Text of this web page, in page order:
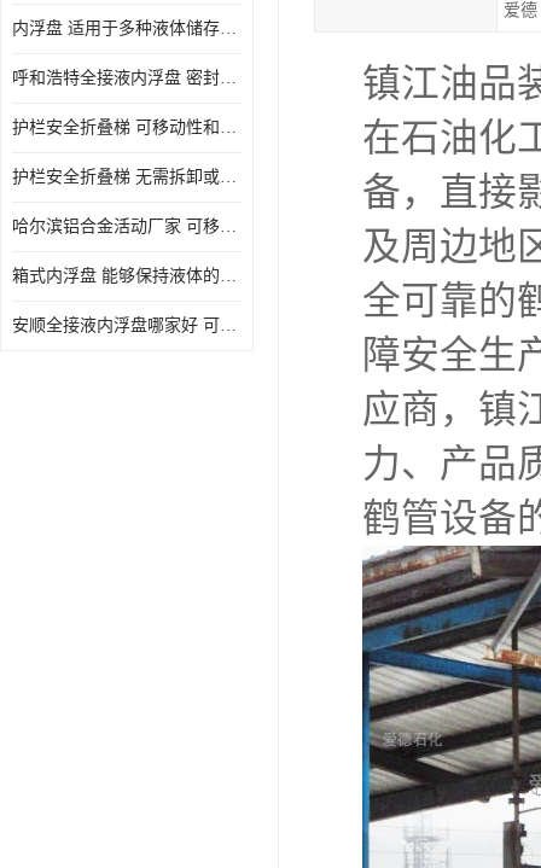
内浮盘 适用于多种液体储存和运输 能够降低运输成本和维护成本
呼和浩特全接液内浮盘 密封性能好 有效保护液体质量
护栏安全折叠梯 可移动性和安全性较高 占用空间小
护栏安全折叠梯 无需拆卸或重新安装 占用空间小
哈尔滨铝合金活动厂家 可移动性和安全性较高 占用空间小
箱式内浮盘 能够保持液体的密闭状态 适用于多种液体储存和运输
安顺全接液内浮盘哪家好 可以自动上下浮动 密封性能好
爱德
镇江油品
在石油化
备，直接
及周边地
全可靠的
障安全生
应商，镇
力、产品
鹤管设备